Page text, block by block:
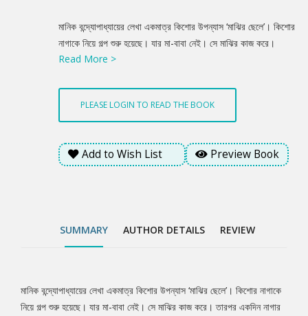
Product
Summery
মানিক বন্দ্যোপাধ্যায়ের লেখা একমাত্র কিশোর উপন্যাস ‘মাঝির ছেলে’। কিশোর
নাগাকে নিয়ে গল্প শুরু হয়েছে। যার মা-বাবা নেই। সে মাঝির কাজ করে।
তারপর একদিন নাগার যাদববাবুর নৌকায় চাকরি হয়। তার চোখে তৈরি হয় নতুন
কিনলো। নাগার চাকরিও হলো সেখানে। সেখানে সবার সাথে নাগার এক নতুন
জগত তৈরি হলো। সে জগতে তার নতুন বন্ধু কনিকা, রূপা। তারপর একদিন
সমুদ্রে চলে লঞ্চ। ঝড়ের কবলে পড়ে সবাই। নাগার মনের মধ্যে ঘুরপাক খায়
নানান চিন্তা- প্রশ্ন। হারু মাঝি কেমন আছে? মনে পড়ে রূপা-কনিকার কথা।
সমুদ্র নাগাকে মন প্রাণ দিয়ে ডাকে, নাগাও ছুটে যায়। প্রবল ঝড়, ঢেউ আছড়ে
Read More >
PLEASE LOGIN TO READ THE BOOK
Add to Wish List Preview Book
SUMMARY AUTHOR DETAILS REVIEW
Tab
মানিক বন্দ্যোপাধ্যায়ের লেখা একমাত্র কিশোর উপন্যাস ‘মাঝির ছেলে’। কিশোর নাগাকে
নিয়ে গল্প শুরু হয়েছে। যার মা-বাবা নেই। সে মাঝির কাজ করে। তারপর একদিন নাগার